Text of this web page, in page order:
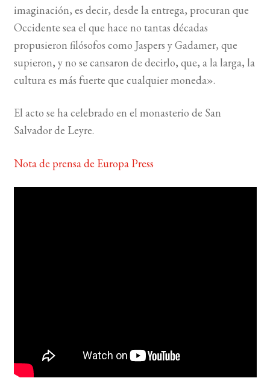
imaginación, es decir, desde la entrega, procuran que
Occidente sea el que hace no tantas décadas
propusieron filósofos como Jaspers y Gadamer, que
supieron, y no se cansaron de decirlo, que, a la larga, la
cultura es más fuerte que cualquier moneda».
El acto se ha celebrado en el monasterio de San
Salvador de Leyre.
Nota de prensa de Europa Press